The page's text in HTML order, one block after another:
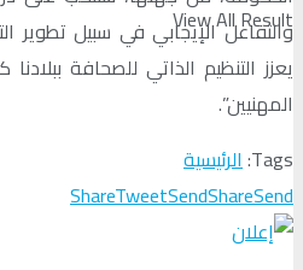
View All Result
والتفاعل الإيجابي في سبيل تطوير
يعزز التنظيم الذاتي للصحافة
المهنيين”.
Tags: الرئيسية
ShareTweetSendShareSend